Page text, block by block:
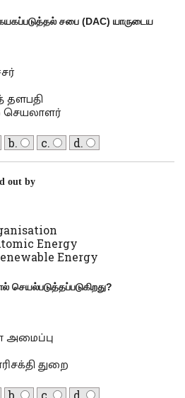
சபை (DAC)யாருடைய
தளபதி
செயலாளர்
b. c. d.
out by
Energy
Energy
செயல்படுத்தப்படுகிறது?
துறை
b. c. d.